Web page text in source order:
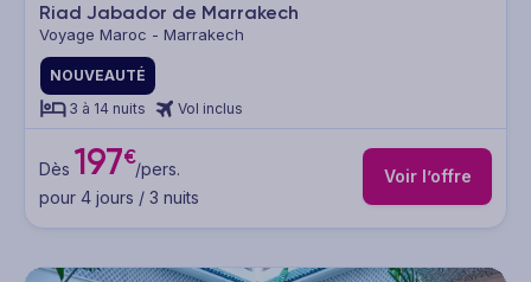
Riad Jabador de Marrakech
Voyage Maroc - Marrakech
NOUVEAUTÉ
3 à 14 nuits
Vol inclus
Dès 197€/pers.
pour 4 jours / 3 nuits
Voir l’offre